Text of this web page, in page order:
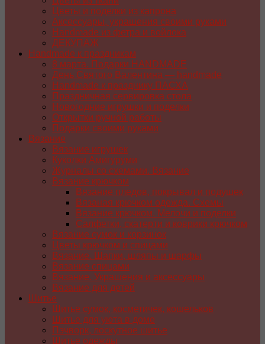
Цветы и поделки из капрона
Аксессуары, украшения своими руками
Handmade из фетра и войлока
ДЕКУПАЖ
Handmade к праздникам
8 марта. Подарки HANDMADE
День Святого Валентина — handmade
Handmade к празднику ПАСХA
Праздничная сервировка стола
Новогодние игрушки и поделки
Открытки ручной работы
Подарки своими руками
Вязание
Вязание игрушек
Куколки Амигуруми
Журналы со схемами. Вязание
Вязание крючком
Вязание пледов, покрывал и подушек
Вязаная крючком одежда. Схемы
Вязание крючком. Мелочи и поделки
Салфетки, скатерти и коврики крючком
Вязание сумок и корзинок
Цветы крючком и спицами
Вязание. Шапки, шляпы и шарфы
Вязание спицами
Вязание. Украшения и аксессуары
Вязание для детей
Шитье
Шитье сумок, косметичек, кошельков
Шитье для уюта в доме
Пэчворк, лоскутное шитье
Шитье одежды